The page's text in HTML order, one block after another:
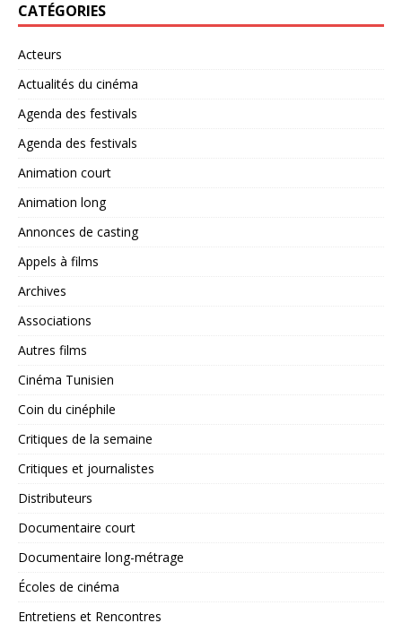
CATÉGORIES
Acteurs
Actualités du cinéma
Agenda des festivals
Agenda des festivals
Animation court
Animation long
Annonces de casting
Appels à films
Archives
Associations
Autres films
Cinéma Tunisien
Coin du cinéphile
Critiques de la semaine
Critiques et journalistes
Distributeurs
Documentaire court
Documentaire long-métrage
Écoles de cinéma
Entretiens et Rencontres